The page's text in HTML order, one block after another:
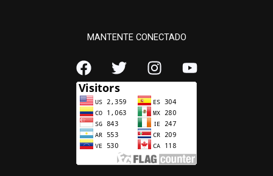
MANTENTE CONECTADO